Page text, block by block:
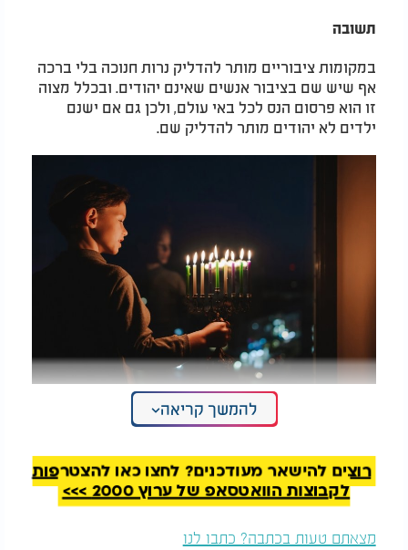
תשובה
במקומות ציבוריים מותר להדליק נרות חנוכה בלי ברכה
אף שיש שם בציבור אנשים שאינם יהודים. ובכלל מצוה
זו הוא פרסום הנס לכל באי עולם, ולכן גם אם ישנם
ילדים לא יהודים מותר להדליק שם.
מה מותר ומה אסור לעשות בחנוכה? (מידע חשוב
להמשך קריאה
רוצים להישאר מעודכנים? לחצו כאן להצטרפות
לקבוצות הוואטסאפ של ערוץ 2000 >>>
מצאתם טעות בכתבה? כתבו לנו